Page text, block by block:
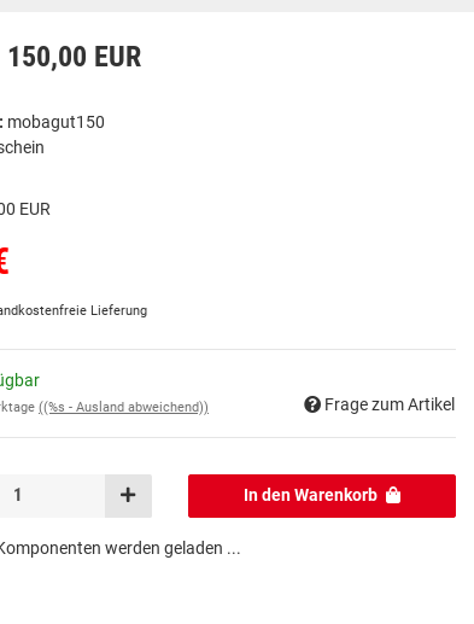
EUR
mobagut150
EUR
Lieferung
((%s - Ausland abweichend)) Frage zum Artikel
In den Warenkorb
werden geladen ...